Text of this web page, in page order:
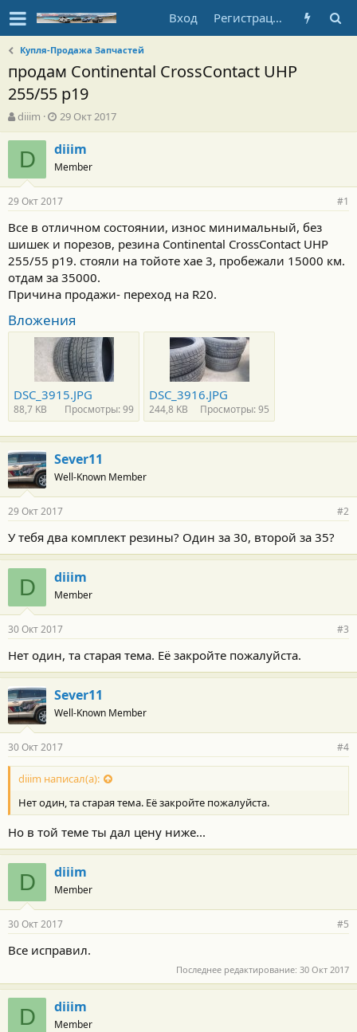
Вход Регистрация
Купля-Продажа Запчастей
продам Continental CrossContact UHP
255/55 р19
А
в
т
т
е
м
ы
diiim
Д
а
т
а
н
а
ч
а
л
а
29 Окт 2017
D diiim
Member
29 Окт 2017 #1
Все в отличном состоянии, износ минимальный, без
шишек и порезов, резина Continental CrossContact UHP
255/55 р19. стояли на тойоте хае 3, пробежали 15000 км.
отдам за 35000.
Причина продажи- переход на R20.
Вложения
DSC_3915.JPG
88,7 KB Просмотры: 99
DSC_3916.JPG
244,8 KB Просмотры: 95
Sever11
Well-Known Member
29 Окт 2017 #2
У тебя два комплект резины? Один за 30, второй за 35?
D diiim
Member
30 Окт 2017 #3
Нет один, та старая тема. Её закройте пожалуйста.
Sever11
Well-Known Member
30 Окт 2017 #4
diiim написал(а):
Нет один, та старая тема. Её закройте пожалуйста.
Но в той теме ты дал цену ниже...
D diiim
Member
30 Окт 2017 #5
Все исправил.
Последнее редактирование: 30 Окт 2017
D diiim
Member